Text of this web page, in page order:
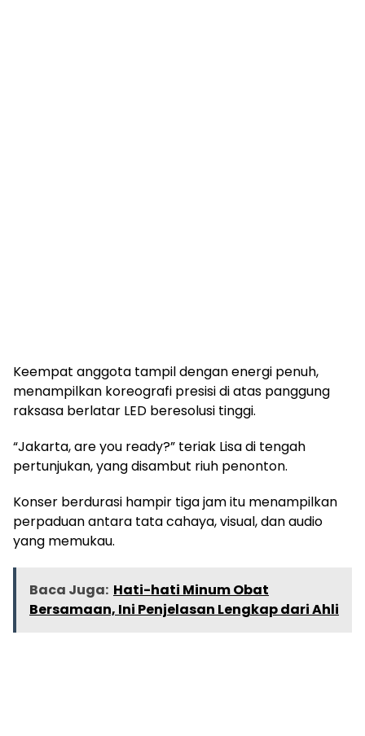
Keempat anggota tampil dengan energi penuh,
menampilkan koreografi presisi di atas panggung
raksasa berlatar LED beresolusi tinggi.
“Jakarta, are you ready?” teriak Lisa di tengah
pertunjukan, yang disambut riuh penonton.
Konser berdurasi hampir tiga jam itu menampilkan
perpaduan antara tata cahaya, visual, dan audio
yang memukau.
Baca Juga: Hati-hati Minum Obat
Bersamaan, Ini Penjelasan Lengkap dari Ahli